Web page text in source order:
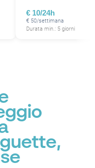
€ 10/24h
€ 50/settimana
Durata min.: 5 giorni